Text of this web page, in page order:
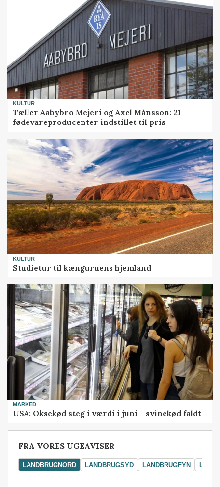
KULTUR
Tæller Aabybro Mejeri og Axel Månsson: 21
fødevareproducenter indstillet til pris
KULTUR
Studietur til kænguruens hjemland
MARKED
USA: Oksekød steg i værdi i juni – svinekød faldt
FRA VORES UGEAVISER
LANDBRUGNORD LANDBRUGSYD LANDBRUGFYN